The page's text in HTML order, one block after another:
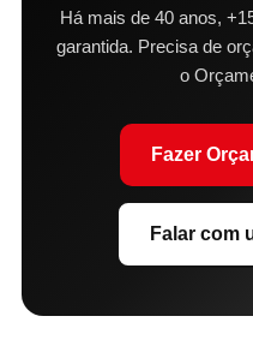
Há mais de 40 anos,
garantida. Precisa de
o
Fazer
Falar com